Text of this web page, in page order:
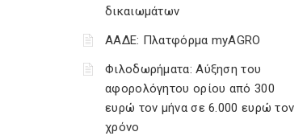
δικαιωμάτων
ΑΑΔΕ: Πλατφόρμα myAGRO
Φιλοδωρήματα: Αύξηση του
αφορολόγητου ορίου από 300
ευρώ τον μήνα σε 6.000 ευρώ τον
χρόνο